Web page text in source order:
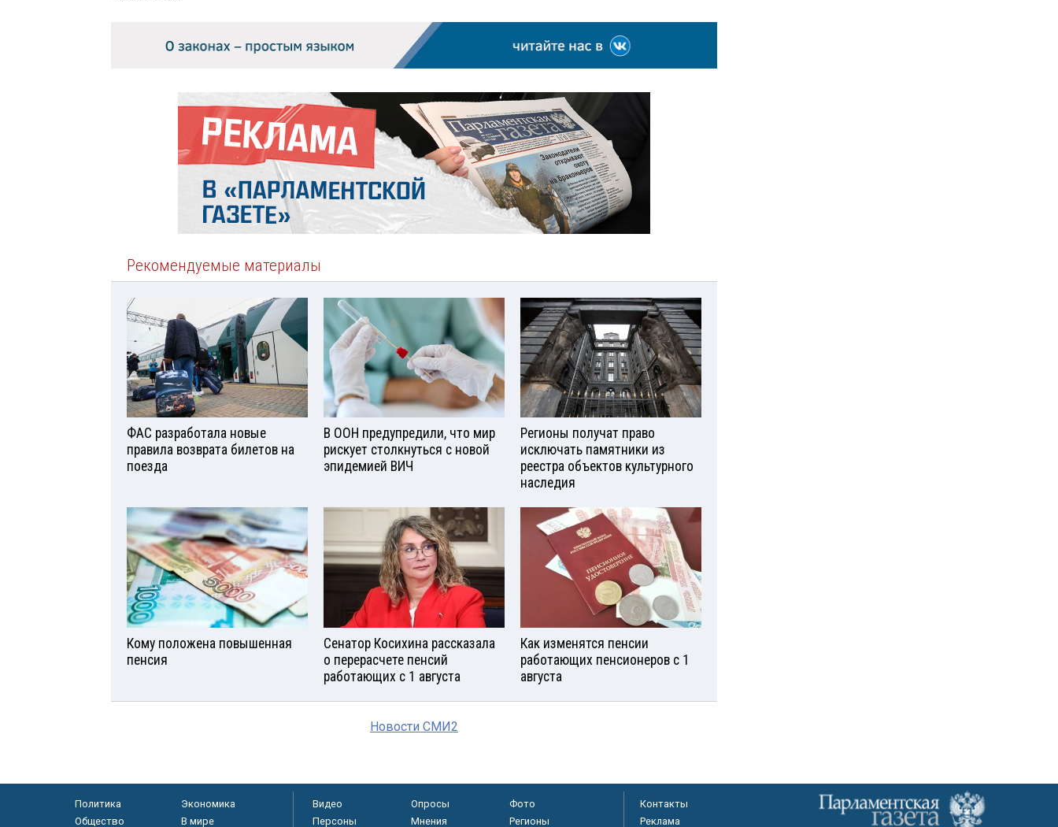
Рекомендуемые материалы
ФАС разработала новые
правила возврата билетов на
поезда
В ООН предупредили, что мир
рискует столкнуться с новой
эпидемией ВИЧ
Регионы получат право
исключать памятники из
реестра объектов культурного
наследия
Кому положена повышенная
пенсия
Сенатор Косихина рассказала
о перерасчете пенсий
работающих с 1 августа
Как изменятся пенсии
работающих пенсионеров с 1
августа
Новости СМИ2
Политика
Экономика
Общество
В мире
Видео Опросы
Фото
Персоны
Мнения Регионы
Контакты
Реклама